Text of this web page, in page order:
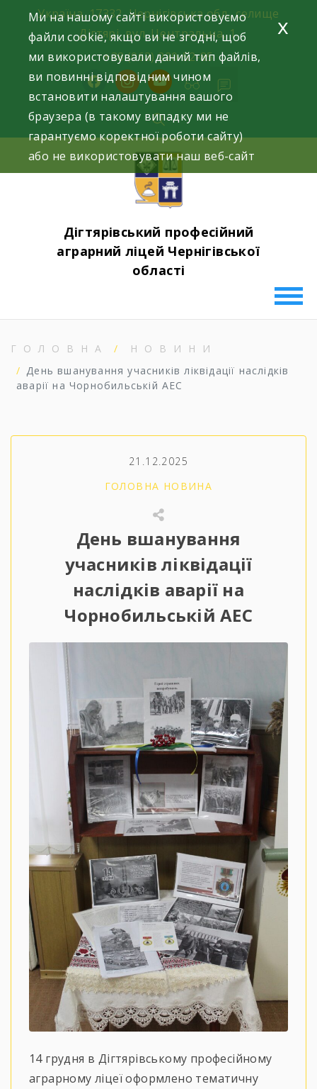
content
Україна, 17332, Чернігівська обл., селище
Дігтярі, вул. Центральна, 1.
+38 (063) 220-52-85
facebookinstagramyoutube
Дігтярівський професійний
аграрний ліцей Чернігівської
області
ГОЛОВНА
НОВИНИ
День вшанування учасників ліквідації наслідків
аварії на Чорнобильській АЕС
21.12.2025
ГОЛОВНА НОВИНА
День вшанування
учасників ліквідації
наслідків аварії на
Чорнобильській АЕС
14 грудня в Дігтярівському професійному
аграрному ліцеї оформлено тематичну
Ми на нашому сайті використовуємо
файли cookie, якщо ви не згодні, щоб
ми використовували даний тип файлів,
ви повинні відповідним чином
встановити налаштування вашого
браузера (в такому випадку ми не
гарантуємо коректної роботи сайту)
або не використовувати наш веб-сайт
x